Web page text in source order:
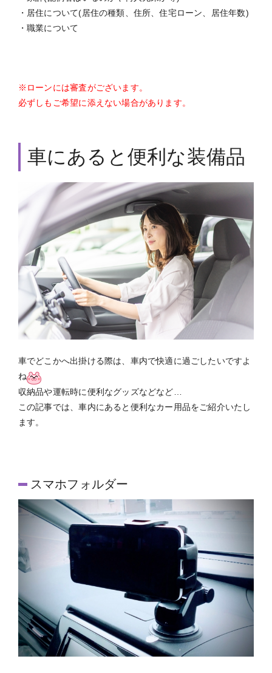
・居住について(居住の種類、住所、住宅ローン、居住年数)
・職業について
※ローンには審査がございます。
必ずしもご希望に添えない場合があります。
車にあると便利な装備品
車でどこかへ出掛ける際は、車内で快適に過ごしたいですよ
ね
収納品や運転時に便利なグッズなどなど…
この記事では、車内にあると便利なカー用品をご紹介いたし
ます。
スマホフォルダー